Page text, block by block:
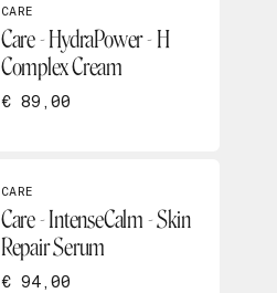
CARE
Care - HydraPower - H
Complex Cream
€ 89,00
CARE
Care - IntenseCalm - Skin
Repair Serum
€ 94,00